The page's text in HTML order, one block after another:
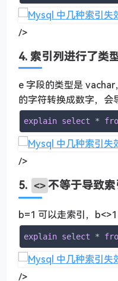
/>
4. 索引列进行了类
e 字段的类型是
的字符转换成数字，会
explain select *
/>
5. <> 不等于导致
b=1 可以走索引，b<>1
explain select *
/>